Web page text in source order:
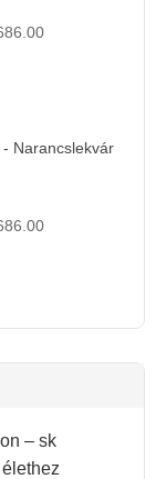
Narancslekvár
– sk